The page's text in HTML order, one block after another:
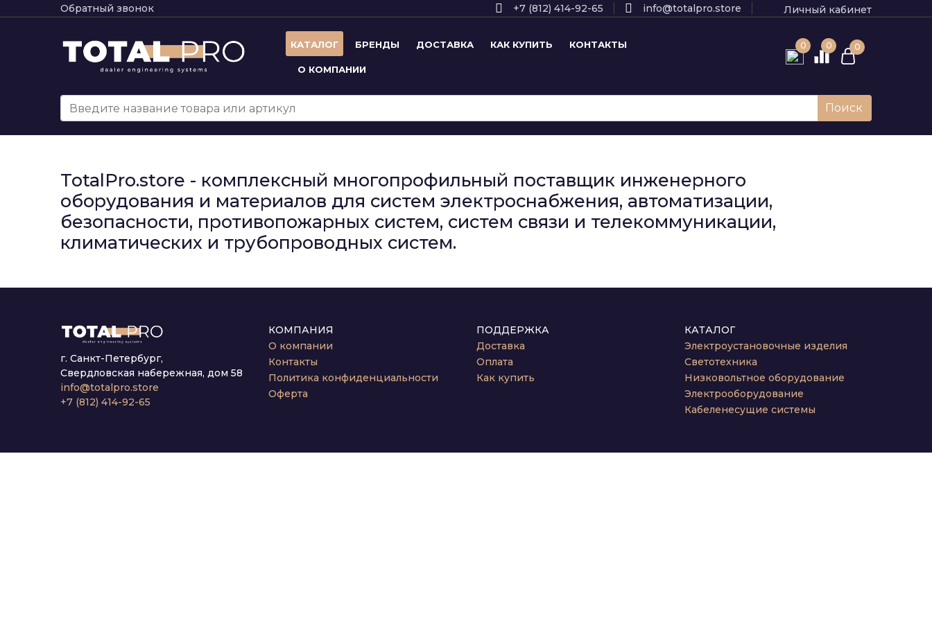
Обратный звонок +7 (812) 414-92-65 info@totalpro.store Личный кабинет
КАТАЛОГ БРЕНДЫ ДОСТАВКА КАК КУПИТЬ КОНТАКТЫ
О КОМПАНИИ
0 0 0
Поиск
TotalPro.store - комплексный многопрофильный поставщик инженерного
оборудования и материалов для систем электроснабжения, автоматизации,
безопасности, противопожарных систем, систем связи и телекоммуникации,
климатических и трубопроводных систем.
г. Санкт-Петербург,
Свердловская набережная, дом 58
info@totalpro.store
+7 (812) 414-92-65
КОМПАНИЯ
О компании
Контакты
Политика конфиденциальности
Оферта
ПОДДЕРЖКА
Доставка
Оплата
Как купить
КАТАЛОГ
Электроустановочные изделия
Светотехника
Низковольтное оборудование
Электрооборудование
Кабеленесущие системы